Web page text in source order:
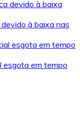
à baixa nas
esgota em tempo